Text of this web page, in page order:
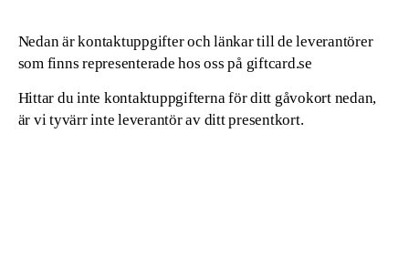
Nedan är kontaktuppgifter och länkar till de leverantörer
som finns representerade hos oss på giftcard.se
Hittar du inte kontaktuppgifterna för ditt gåvokort nedan,
är vi tyvärr inte leverantör av ditt presentkort.